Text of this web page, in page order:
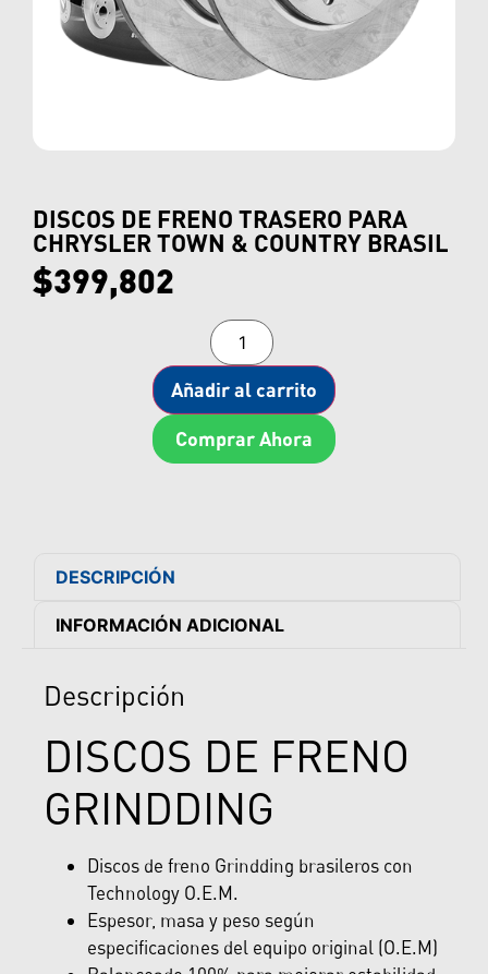
DISCOS DE FRENO TRASERO PARA
CHRYSLER TOWN & COUNTRY BRASIL
$399,802
Añadir al carrito
Comprar Ahora
DESCRIPCIÓN
INFORMACIÓN ADICIONAL
Descripción
DISCOS DE FRENO
GRINDDING
Discos de freno Grindding brasileros con
Technology O.E.M.
Espesor, masa y peso según
especificaciones del equipo original (O.E.M)